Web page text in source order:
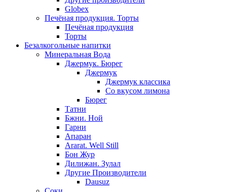
Globex
Печёная продукция. Торты
Печёная продукция
Торты
Безалкогольные напитки
Минеральная Вода
Джермук. Бюрег
Джермук
Джермук классика
Со вкусом лимона
Бюрег
Татни
Бжни. Ной
Гарни
Апаран
Ararat. Well Still
Бон Жур
Дилижан. Зулал
Другие Производители
Dausuz